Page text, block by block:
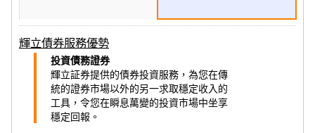
輝立債券服務優勢
投資債務證券
輝立証券提供的債券投資服務，為您在傳
統的證券市場以外的另一求取穩定收入的
工具，令您在瞬息萬變的投資市場中坐享
穩定回報。